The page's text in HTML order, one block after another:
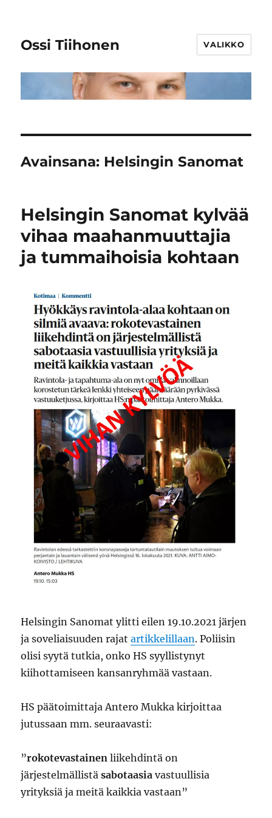
Ossi Tiihonen VALIKKO
Avainsana: Helsingin Sanomat
Helsingin Sanomat kylvää
vihaa maahanmuuttajia
ja tummaihoisia kohtaan
Helsingin Sanomat ylitti eilen 19.10.2021 järjen
ja soveliaisuuden rajatartikkelillaan. Poliisin
olisi syytä tutkia, onko HS syyllistynyt
kiihottamiseen kansanryhmää vastaan.
HS päätoimittaja Antero Mukka kirjoittaa
jutussaan mm. seuraavasti:
”rokote­vastainen liikehdintä on
järjestelmällistäsabotaasia vastuullisia
yrityksiä ja meitä kaikkia vastaan”